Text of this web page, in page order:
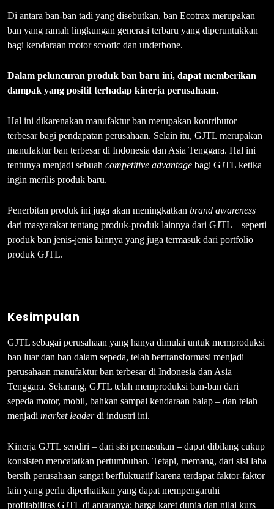
Di antara ban-ban tadi yang disebutkan, ban Ecotrax merupakan
ban yang ramah lingkungan generasi terbaru yang diperuntukkan
bagi kendaraan motor scootic dan underbone.
Dalam peluncuran produk ban baru ini, dapat memberikan
dampak yang positif terhadap kinerja perusahaan.
Hal ini dikarenakan manufaktur ban merupakan kontributor
terbesar bagi pendapatan perusahaan. Selain itu, GJTL merupakan
manufaktur ban terbesar di Indonesia dan Asia Tenggara. Hal ini
tentunya menjadi sebuah competitive advantage bagi GJTL ketika
ingin merilis produk baru.
Penerbitan produk ini juga akan meningkatkan brand awareness
dari masyarakat tentang produk-produk lainnya dari GJTL – seperti
produk ban jenis-jenis lainnya yang juga termasuk dari portfolio
produk GJTL.
Kesimpulan
GJTL sebagai perusahaan yang hanya dimulai untuk memproduksi
ban luar dan ban dalam sepeda, telah bertransformasi menjadi
perusahaan manufaktur ban terbesar di Indonesia dan Asia
Tenggara. Sekarang, GJTL telah memproduksi ban-ban dari
sepeda motor, mobil, bahkan sampai kendaraan balap – dan telah
menjadi market leaderdi industri ini.
Kinerja GJTL sendiri – dari sisi pemasukan – dapat dibilang cukup
konsisten mencatatkan pertumbuhan. Tetapi, memang, dari sisi laba
bersih perusahaan sangat berfluktuatif karena terdapat faktor-faktor
lain yang perlu diperhatikan yang dapat mempengaruhi
profitabilitas GJTL di antaranya; harga karet dunia dan nilai kurs